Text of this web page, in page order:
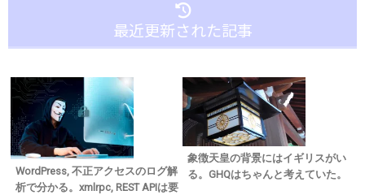
最近更新された記事
WordPress, 不正アクセスのログ解
析で分かる。xmlrpc, REST APIは要
象徴天皇の背景にはイギリスがい
る。GHQはちゃんと考えていた。